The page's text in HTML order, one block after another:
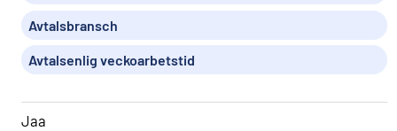
Avtalsbransch
Avtalsenlig veckoarbetstid
Jaa